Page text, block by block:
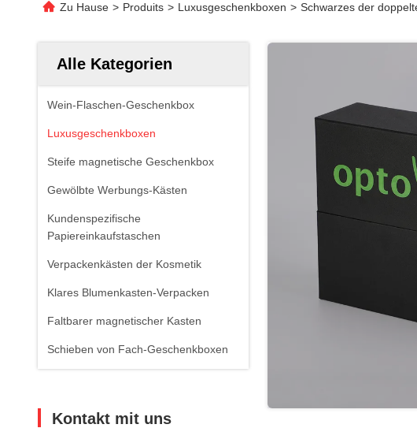
Zu Hause > Produits > Luxusgeschenkboxen > Schwarzes der
Alle Kategorien
Wein-Flaschen-Geschenkbox
Luxusgeschenkboxen
Steife magnetische Geschenkbox
Gewölbte Werbungs-Kästen
Kundenspezifische
Papiereinkaufstaschen
Verpackenkästen der Kosmetik
Klares Blumenkasten-Verpacken
Faltbarer magnetischer Kasten
Schieben von Fach-Geschenkboxen
Kontakt mit uns